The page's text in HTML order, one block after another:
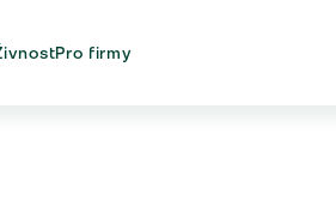
Pro firmy